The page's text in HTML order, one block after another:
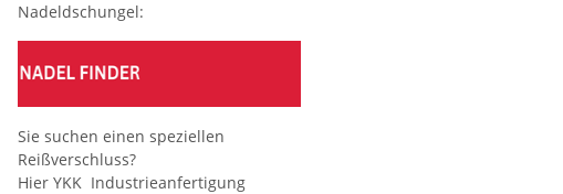
Nadeldschungel:
Sie suchen einen speziellen
Reißverschluss?
Hier YKK Industrieanfertigung